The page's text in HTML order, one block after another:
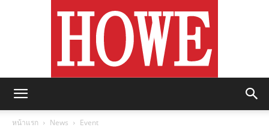
หน้าแรก News Event